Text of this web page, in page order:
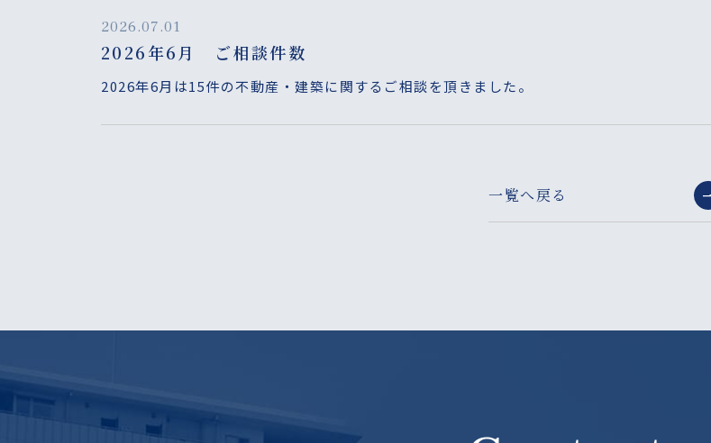
2026.07.01
2026年6月 ご相談件数
2026年6月は15件の不動産・建築に関するご相談を頂きました。
一覧へ戻る